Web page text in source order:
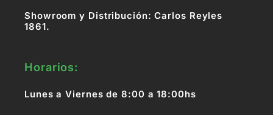
Showroom y Distribución: Carlos Reyles
1861.
Horarios:
Lunes a Viernes de 8:00 a 18:00hs